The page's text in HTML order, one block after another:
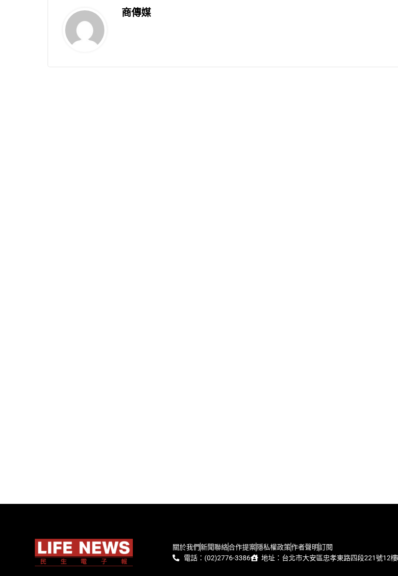
商傳媒
關於我們新聞聯絡合作提案隱私權政策作者聲明訂閱
電話：(02)2776-3386
地址：台北市大安區忠孝東路四段221號12樓